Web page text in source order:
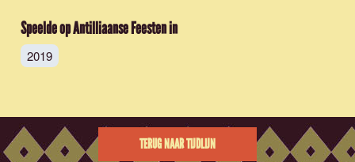
Speelde op Antilliaanse Feesten in
2019
TERUG NAAR TIJDLIJN